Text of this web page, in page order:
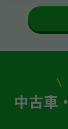
中古車